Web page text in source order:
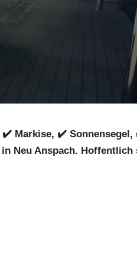
✔️ Markise, ✔️
Neu Anspach. Hoffentlich